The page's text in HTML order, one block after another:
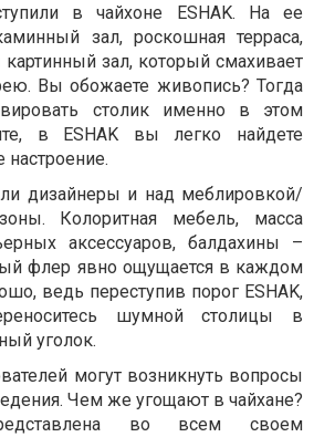
в чайхоне ESHAK. На ее
зал, роскошная терраса,
зал, который смахивает
Вы обожаете живопись? Тогда
столик именно в этом
в ESHAK вы легко найдете
дизайнеры и над меблировкой/
Колоритная мебель, масса
аксессуаров, балдахины –
флер явно ощущается в каждом
ведь переступив порог ESHAK,
шумной столицы в
уголок.
могут возникнуть вопросы
Чем же угощают в чайхане?
во всем своем